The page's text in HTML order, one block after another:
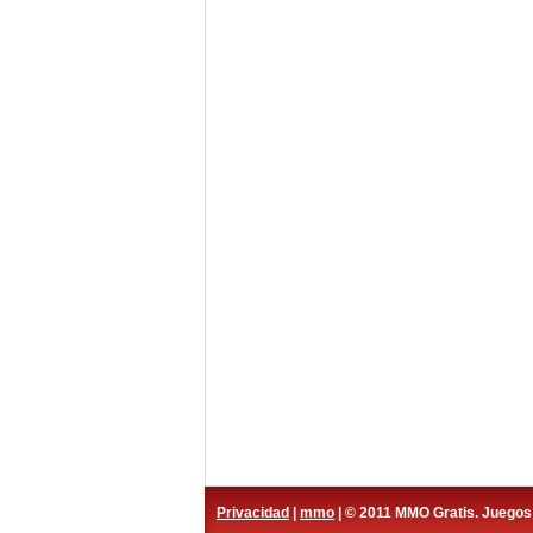
Privacidad mmo | © 2011 MMO Gratis.